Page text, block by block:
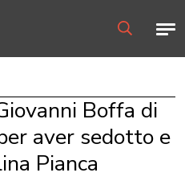
Boffa di
aver sedotto e
Pianca